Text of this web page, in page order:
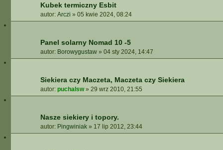
Kubek termiczny Esbit
autor: Arczi » 05 kwie 2024, 08:24
Panel solarny Nomad 10 -5
autor: Borowygustaw » 04 sty 2024, 14:47
Siekiera czy Maczeta, Maczeta czy Siekiera
autor: puchalsw» 29 wrz 2010, 21:55
Nasze siekiery i topory.
autor: Pingwiniak » 17 lip 2012, 23:44